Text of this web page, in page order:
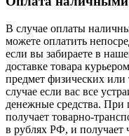
В случае оплаты
можете оплатить
если вы забираете в
доставке товара
предмет физических
случае если вас все
денежные средства. При
получает товарно-
в рублях РФ, и получает